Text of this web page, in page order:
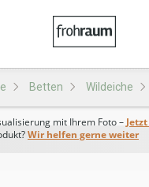
Betten Wildeiche
mit Ihrem Foto –
Wir helfen gerne weiter